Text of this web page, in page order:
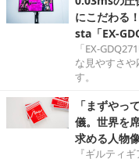
にこだわる
sta「EX-
「EX-
な見やすさ
す。
「まずやっ
儀。世界を
求める人物
『ギルティ